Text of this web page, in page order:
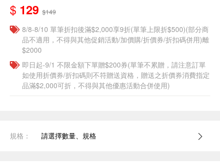
$ 129 $149
8/8-8/10 單筆折扣後滿$2,000享9折(單筆上限折$500)(部分商
品不適用，不得與其他促銷活動/加價購/折價券/折扣碼併用)離
$2000
即日起-9/1 不限金額下單贈$200券(單筆不累贈，請注意訂單
如使用折價券/折扣碼則不符贈送資格，贈送之折價券消費指定
品滿$2,000可折，不得與其他優惠活動合併使用)
規格： 請選擇數量、規格